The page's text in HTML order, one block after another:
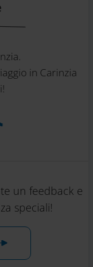
in Carinzia
un feedback e
speciali!